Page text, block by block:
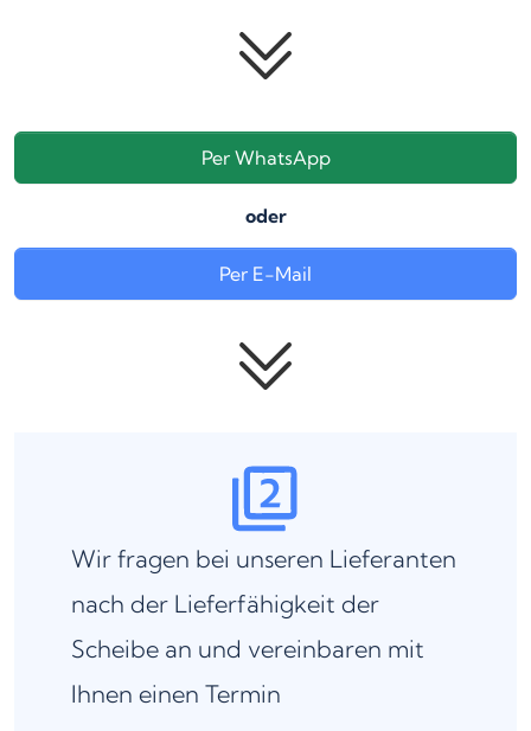
Per WhatsApp
oder
Per E-Mail
Wir fragen bei unseren Lieferanten
nach der Lieferfähigkeit der
Scheibe an und vereinbaren mit
Ihnen einen Termin